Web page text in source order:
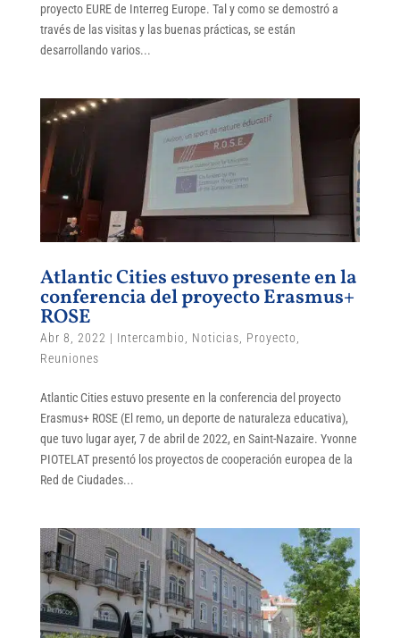
proyecto EURE de Interreg Europe. Tal y como se demostró a
través de las visitas y las buenas prácticas, se están
desarrollando varios...
Atlantic Cities estuvo presente en la
conferencia del proyecto Erasmus+
ROSE
Abr 8, 2022 | Intercambio Noticias Proyecto
Reuniones
Atlantic Cities estuvo presente en la conferencia del proyecto
Erasmus+ ROSE (El remo, un deporte de naturaleza educativa),
que tuvo lugar ayer, 7 de abril de 2022, en Saint-Nazaire. Yvonne
PIOTELAT presentó los proyectos de cooperación europea de la
Red de Ciudades...